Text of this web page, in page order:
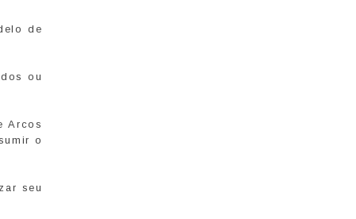
de
ou
Arcos
o
seu